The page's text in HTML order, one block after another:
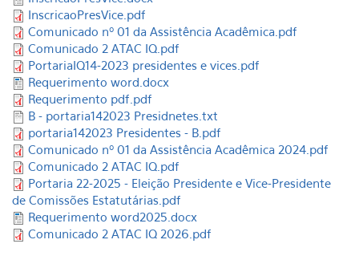
InscricaoPresVice.pdf
Comunicado nº 01 da Assistência Acadêmica.pdf
Comunicado 2 ATAC IQ.pdf
PortariaIQ14-2023 presidentes e vices.pdf
Requerimento word.docx
Requerimento pdf.pdf
B - portaria142023 Presidnetes.txt
portaria142023 Presidentes - B.pdf
Comunicado nº 01 da Assistência Acadêmica 2024.pdf
Comunicado 2 ATAC IQ.pdf
Portaria 22-2025 - Eleição Presidente e Vice-Presidente
de Comissões Estatutárias.pdf
Requerimento word2025.docx
Comunicado 2 ATAC IQ 2026.pdf